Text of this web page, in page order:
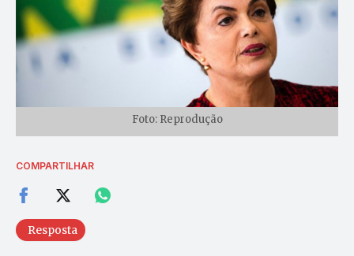
Foto: Reprodução
COMPARTILHAR
Resposta